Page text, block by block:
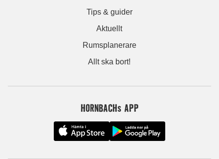
Tips & guider
Aktuellt
Rumsplanerare
Allt ska bort!
HORNBACHs APP